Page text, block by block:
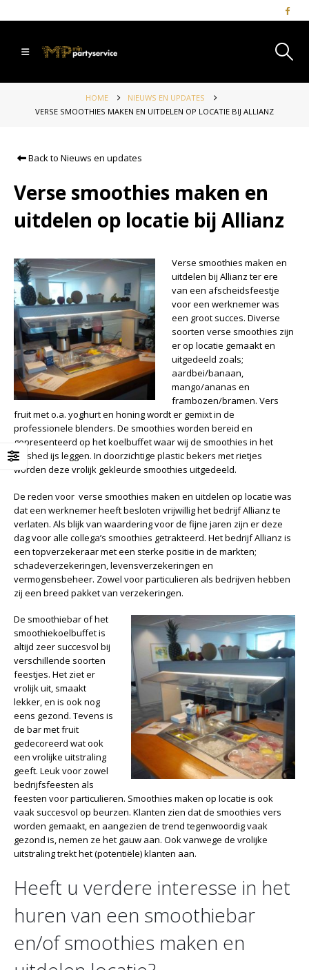
HOME
NIEUWS EN UPDATES
VERSE SMOOTHIES MAKEN EN UITDELEN OP LOCATIE BIJ ALLIANZ
Back to Nieuws en updates
Verse smoothies maken en
uitdelen op locatie bij Allianz
Verse smoothies maken en
uitdelen bij Allianz ter ere
van een afscheidsfeestje
voor een werknemer was
een groot succes. Diverse
soorten verse smoothies zijn
er op locatie gemaakt en
uitgedeeld zoals;
aardbei/banaan,
mango/ananas en
frambozen/bramen. Vers
fruit met o.a. yoghurt en honing wordt er gemixt in de
professionele blenders. De smoothies worden bereid en
gepresenteerd op het koelbuffet waar wij de smoothies in het
crushed ijs leggen. In doorzichtige plastic bekers met rietjes
worden deze vrolijk gekleurde smoothies uitgedeeld.
De reden voor verse smoothies maken en uitdelen op locatie was
dat een werknemer heeft besloten vrijwillig het bedrijf Allianz te
verlaten. Als blijk van waardering voor de fijne jaren zijn er deze
dag voor alle collega’s smoothies getrakteerd. Het bedrijfAllianz is
een topverzekeraar met een sterke positie in de markten;
schadeverzekeringen, levensverzekeringen en
vermogensbeheer. Zowel voor particulieren als bedrijven hebben
zij een breed pakket van verzekeringen.
De smoothiebar of het
smoothiekoelbuffet is
altijd zeer succesvol bij
verschillende soorten
feestjes. Het ziet er
vrolijk uit, smaakt
lekker, en is ook nog
eens gezond. Tevens is
de bar met fruit
gedecoreerd wat ook
een vrolijke uitstraling
geeft. Leuk voor zowel
bedrijfsfeesten als
feesten voor particulieren. Smoothies maken op locatie is ook
vaak succesvol op beurzen. Klanten zien dat de smoothies vers
worden gemaakt, en aangezien de trend tegenwoordig vaak
gezond is, nemen ze het gauw aan. Ook vanwege de vrolijke
uitstraling trekt het (potentiële) klanten aan.
Heeft u verdere interesse in het
huren van een smoothiebar
en/of smoothies maken en